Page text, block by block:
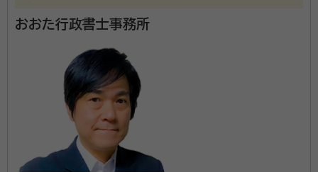
おおた行政書士事務所